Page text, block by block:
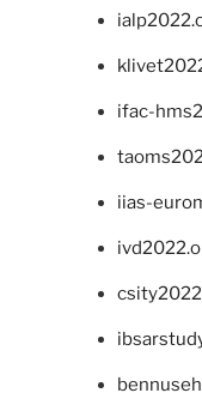
ifac-
iias-